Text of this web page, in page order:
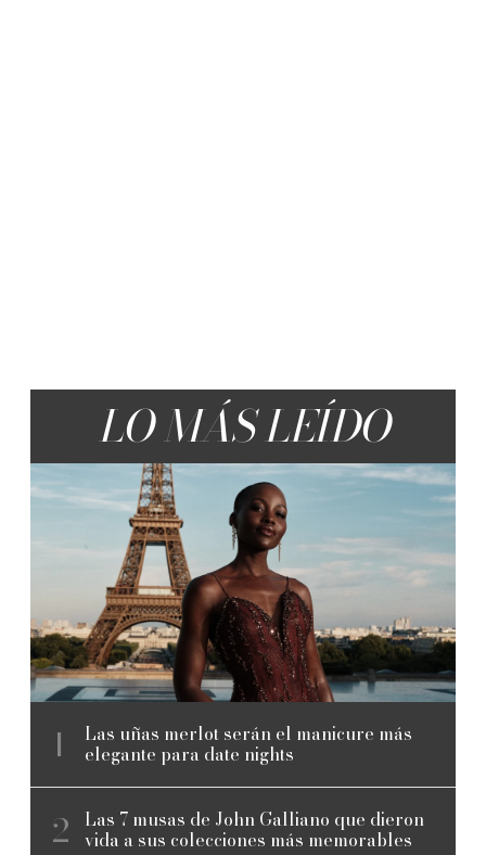
LO MÁS LEÍDO
Las uñas merlot serán el manicure más
elegante para date nights
Las 7 musas de John Galliano que dieron
vida a sus colecciones más memorables